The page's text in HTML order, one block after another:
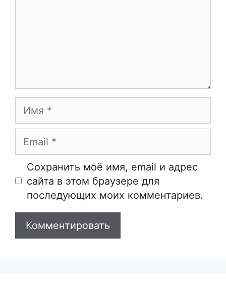
Имя
Email
Сайт
Сохранить моё имя, email и адрес
сайта в этом браузере для
последующих моих комментариев.